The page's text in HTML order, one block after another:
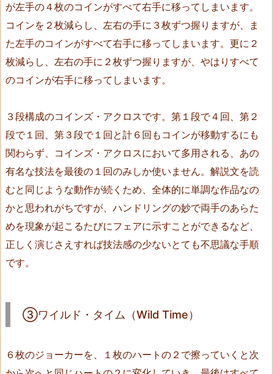
n
s
A
c
r
s）
4.
③
ワ
イ
ル
ド・
イ
ム
T
が左手の４枚のコインがすべて右手に移ってしまいます。
コインを２枚減らし、左右の手に３枚ずつ握りますが、ま
た左手のコインがすべて右手に移ってしまいます。更に２
枚減らし、左右の手に２枚ずつ握りますが、やはりすべて
のコインが右手に移ってしまいます。
３段構成のコインズ・アクロスです。第１段で４回、第２
段で１回、第３段で１回と計６回もコインが移動するにも
関わらず、コインズ・アクロスにおいて多用される、あの
有名な技法を最後の１回のみしか使いません。解説文を読
むと同じような動作が続くため、全体的に単調な作品なの
かと思われがちですが、ハンドリングの妙で両手のあらた
めを現象が起こるたびにフェアに示すことができるなど、
正しく演じさえすれば技法感の少ないとても不思議な手順
です。
③ワイルド・タイム（Wild Time）
６枚のジョーカーを、１枚のハートの２で擦っていくと次